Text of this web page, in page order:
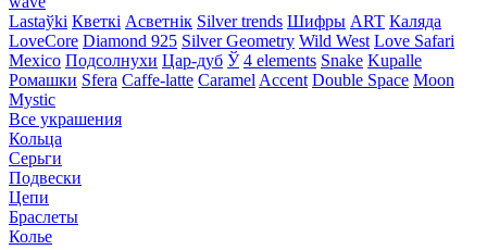
Lastaўki Кветкі Асветнiк Silver trends Шифры ART Каляда
LoveCore Diamond 925 Silver Geometry Wild West Love Safari
Mexico Подсолнухи Цар-дуб Ў 4 elements Snake Kupalle
Ромашки Sfera Caffe-latte Caramel Accent Double Space Moon
Mystic
Все украшения
Кольца
Серьги
Подвески
Цепи
Браслеты
Колье